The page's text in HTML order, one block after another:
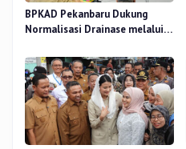
BPKAD Pekanbaru Dukung
Normalisasi Drainase melalui